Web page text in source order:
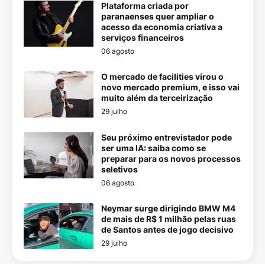
Plataforma criada por
paranaenses quer ampliar o
acesso da economia criativa a
serviços financeiros
06 agosto
O mercado de facilities virou o
novo mercado premium, e isso vai
muito além da terceirização
29 julho
Seu próximo entrevistador pode
ser uma IA: saiba como se
preparar para os novos processos
seletivos
06 agosto
Neymar surge dirigindo BMW M4
de mais de R$ 1 milhão pelas ruas
de Santos antes de jogo decisivo
29 julho